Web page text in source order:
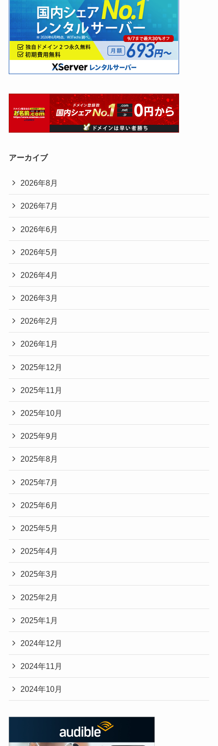
アーカイブ
2026年8月
2026年7月
2026年6月
2026年5月
2026年4月
2026年3月
2026年2月
2026年1月
2025年12月
2025年11月
2025年10月
2025年9月
2025年8月
2025年7月
2025年6月
2025年5月
2025年4月
2025年3月
2025年2月
2025年1月
2024年12月
2024年11月
2024年10月